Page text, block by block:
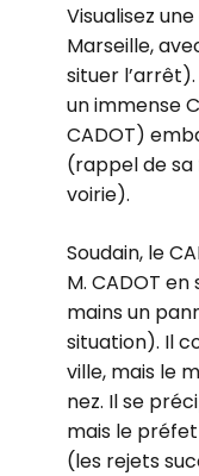
Visualisez
Marseille,
situer
un immense
CADOT)
(rappel de sa
voirie).
Soudain, le
M. CADOT
mains un
situation). Il
ville, mais le
nez. Il se
mais le
(les rejets